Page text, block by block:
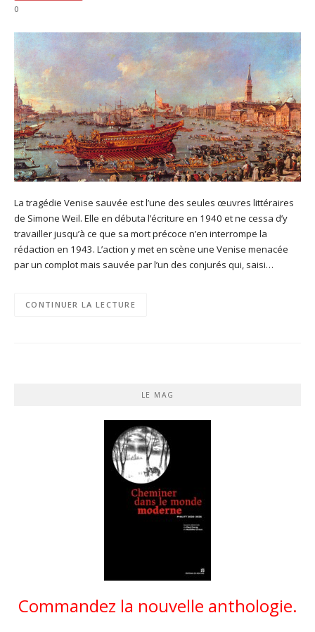
0
La tragédie Venise sauvée est l’une des seules œuvres littéraires
de Simone Weil. Elle en débuta l’écriture en 1940 et ne cessa d’y
travailler jusqu’à ce que sa mort précoce n’en interrompe la
rédaction en 1943. L’action y met en scène une Venise menacée
par un complot mais sauvée par l’un des conjurés qui, saisi…
CONTINUER LA LECTURE
LE MAG
Commandez la nouvelle anthologie.